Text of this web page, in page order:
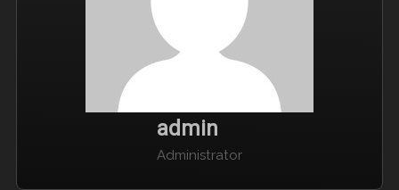
admin
Administrator